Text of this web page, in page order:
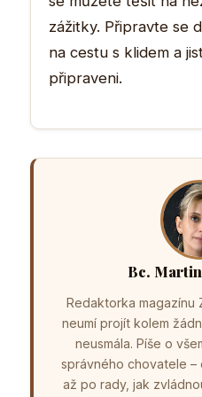
zážitky. Připravte se
na cestu s klidem a
připraveni.
Bc.
Redaktorka magazínu
neumí projít kolem
neusmála. Píše o
správného chovatele –
až po rady, jak